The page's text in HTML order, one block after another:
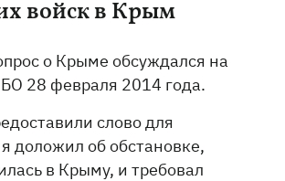
войск в Крым
о Крыме обсуждался на
28 февраля 2014 года.
слово для
доложил об обстановке,
в Крыму, и требовал